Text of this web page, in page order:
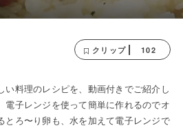
クリップ 102
い料理のレシピを、動画付きでご紹介し
電子レンジを使って簡単に作れるのでオ
ろ〜り卵も、水を加えて電子レンジで